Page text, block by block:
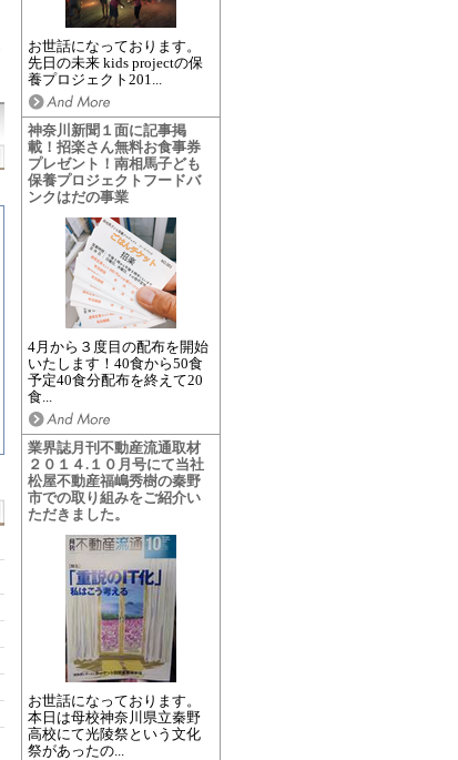
お世話になっております。
先日の未来 kids projectの保
養プロジェクト201...
神奈川新聞１面に記事掲
載！招楽さん無料お食事券
プレゼント！南相馬子ども
保養プロジェクトフードバ
ンクはだの事業
4月から３度目の配布を開始
いたします！40食から50食
予定40食分配布を終えて20
食...
業界誌月刊不動産流通取材
２０１４.１０月号にて当社
松屋不動産福嶋秀樹の秦野
市での取り組みをご紹介い
ただきました。
お世話になっております。
本日は母校神奈川県立秦野
高校にて光陵祭という文化
祭があったの...